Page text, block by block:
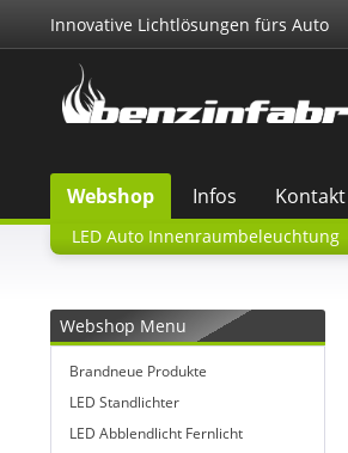
Innovative Lichtlösungen fürs Auto
Webshop Infos Kontakt
LED Auto Innenraumbeleuchtung
Webshop Menu
Brandneue Produkte
LED Standlichter
LED Abblendlicht Fernlicht